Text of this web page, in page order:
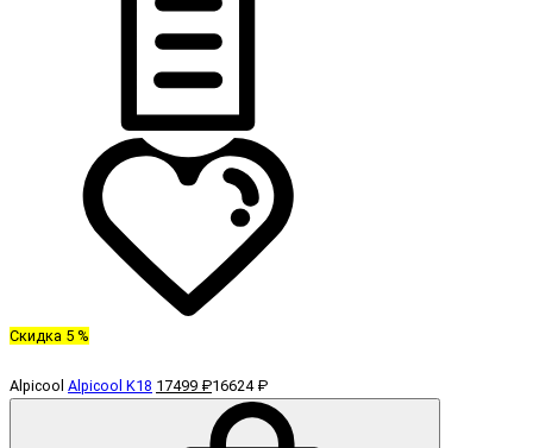
Скидка 5 %
Alpicool Alpicool K18 17499 ₽16624 ₽